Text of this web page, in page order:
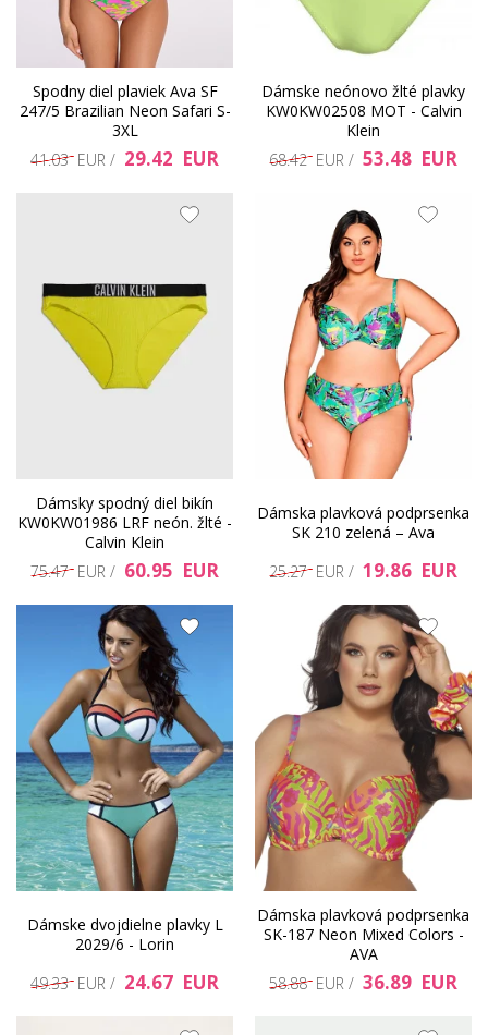
Spodny diel plaviek Ava SF
247/5 Brazilian Neon Safari S-
3XL
41.03 EUR / 29.42 EUR
Dámske neónovo žlté plavky
KW0KW02508 MOT - Calvin
Klein
68.42 EUR / 53.48 EUR
Dámsky spodný diel bikín
KW0KW01986 LRF neón. žlté -
Calvin Klein
75.47 EUR / 60.95 EUR
Dámska plavková podprsenka
SK 210 zelená – Ava
25.27 EUR / 19.86 EUR
Dámske dvojdielne plavky L
2029/6 - Lorin
49.33 EUR / 24.67 EUR
Dámska plavková podprsenka
SK-187 Neon Mixed Colors -
AVA
58.88 EUR / 36.89 EUR